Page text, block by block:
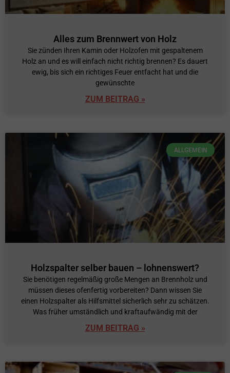
Alles zum Brennwert von Holz
Sie zünden Ihren Kamin oder Holzofen mit gespaltenem
Holz an und es will einfach nicht richtig brennen? Es dauert
ewig, bis sich ein richtiges Feuer entfacht hat und die
gewünschte
ZUM BEITRAG »
ALLGEMEIN
Holzspalter selber bauen – lohnenswert?
Sie benötigen regelmäßig große Mengen an Brennholz und
müssen dieses ofenfertig vorbereiten? Dann wissen Sie
einen Holzspalter als Hilfsmittel sicherlich sehr zu schätzen.
Was früher umständlich und kraftaufwändig mit der
ZUM BEITRAG »